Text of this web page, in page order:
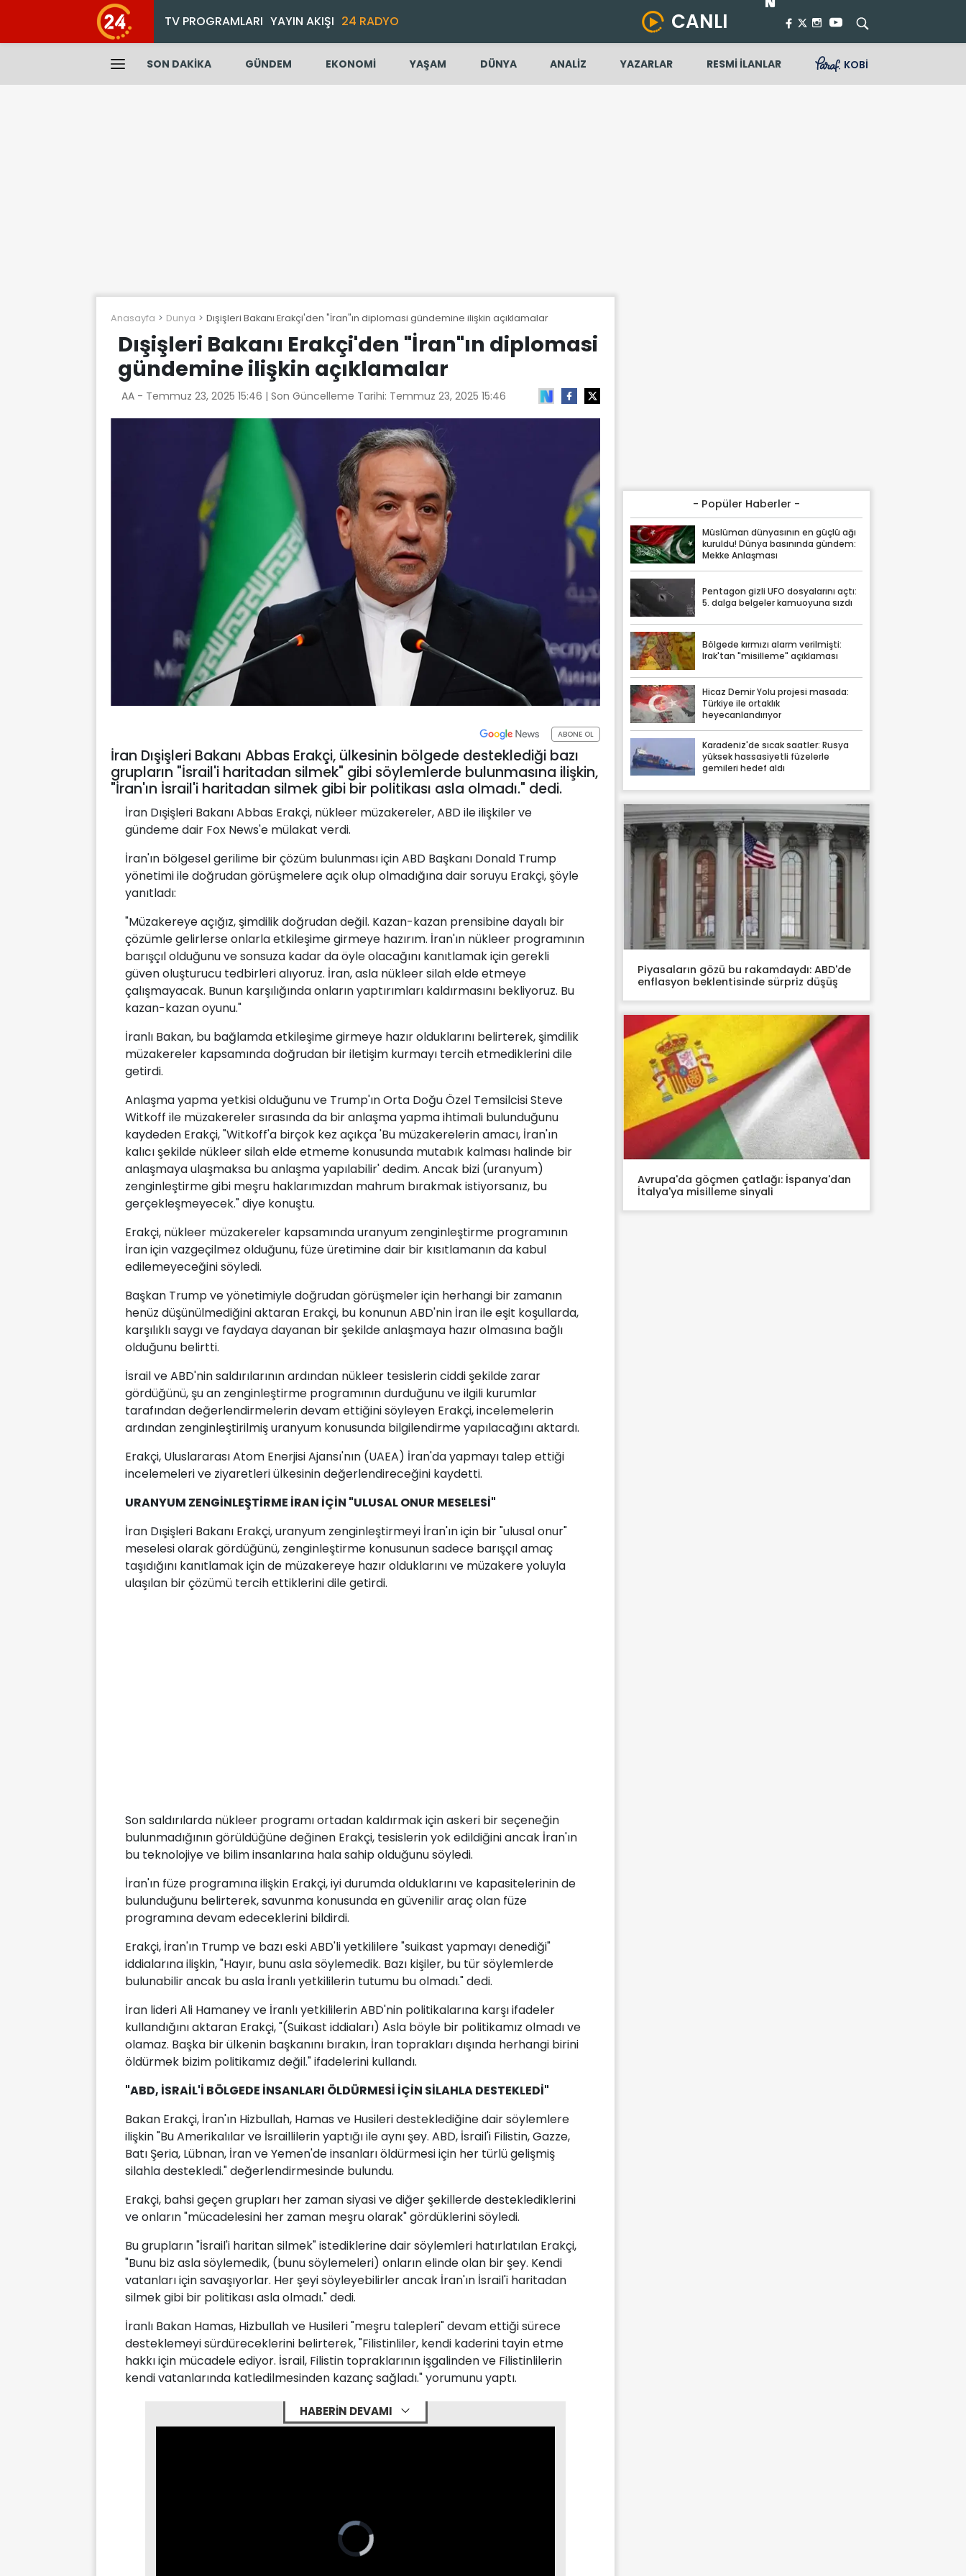
TV PROGRAMLARI YAYIN AKIŞI 24 RADYO CANLI
SON DAKİKA GÜNDEM EKONOMİ YAŞAM DÜNYA ANALİZ YAZARLAR RESMİ İLANLAR KOBİ
Anasayfa Dunya Dışişleri Bakanı Erakçi'den "İran"ın diplomasi gündemine ilişkin açıklamalar
Dışişleri Bakanı Erakçi'den "İran"ın diplomasi
gündemine ilişkin açıklamalar
AA - Temmuz 23, 2025 15:46 | Son Güncelleme Tarihi: Temmuz 23, 2025 15:46
ABONE OL
İran Dışişleri Bakanı Abbas Erakçi, ülkesinin bölgede desteklediği bazı
grupların "İsrail'i haritadan silmek" gibi söylemlerde bulunmasına ilişkin,
"İran'ın İsrail'i haritadan silmek gibi bir politikası asla olmadı." dedi.
İran Dışişleri Bakanı Abbas Erakçi, nükleer müzakereler, ABD ile ilişkiler ve
gündeme dair Fox News'e mülakat verdi.
İran'ın bölgesel gerilime bir çözüm bulunması için ABD Başkanı Donald Trump
yönetimi ile doğrudan görüşmelere açık olup olmadığına dair soruyu Erakçi, şöyle
yanıtladı:
"Müzakereye açığız, şimdilik doğrudan değil. Kazan-kazan prensibine dayalı bir
çözümle gelirlerse onlarla etkileşime girmeye hazırım. İran'ın nükleer programının
barışçıl olduğunu ve sonsuza kadar da öyle olacağını kanıtlamak için gerekli
güven oluşturucu tedbirleri alıyoruz. İran, asla nükleer silah elde etmeye
çalışmayacak. Bunun karşılığında onların yaptırımları kaldırmasını bekliyoruz. Bu
kazan-kazan oyunu."
İranlı Bakan, bu bağlamda etkileşime girmeye hazır olduklarını belirterek, şimdilik
müzakereler kapsamında doğrudan bir iletişim kurmayı tercih etmediklerini dile
getirdi.
Anlaşma yapma yetkisi olduğunu ve Trump'ın Orta Doğu Özel Temsilcisi Steve
Witkoff ile müzakereler sırasında da bir anlaşma yapma ihtimali bulunduğunu
kaydeden Erakçi, "Witkoff'a birçok kez açıkça 'Bu müzakerelerin amacı, İran'ın
kalıcı şekilde nükleer silah elde etmeme konusunda mutabık kalması halinde bir
anlaşmaya ulaşmaksa bu anlaşma yapılabilir' dedim. Ancak bizi (uranyum)
zenginleştirme gibi meşru haklarımızdan mahrum bırakmak istiyorsanız, bu
gerçekleşmeyecek." diye konuştu.
Erakçi, nükleer müzakereler kapsamında uranyum zenginleştirme programının
İran için vazgeçilmez olduğunu, füze üretimine dair bir kısıtlamanın da kabul
edilemeyeceğini söyledi.
Başkan Trump ve yönetimiyle doğrudan görüşmeler için herhangi bir zamanın
henüz düşünülmediğini aktaran Erakçi, bu konunun ABD'nin İran ile eşit koşullarda,
karşılıklı saygı ve faydaya dayanan bir şekilde anlaşmaya hazır olmasına bağlı
olduğunu belirtti.
İsrail ve ABD'nin saldırılarının ardından nükleer tesislerin ciddi şekilde zarar
gördüğünü, şu an zenginleştirme programının durduğunu ve ilgili kurumlar
tarafından değerlendirmelerin devam ettiğini söyleyen Erakçi, incelemelerin
ardından zenginleştirilmiş uranyum konusunda bilgilendirme yapılacağını aktardı.
Erakçi, Uluslararası Atom Enerjisi Ajansı'nın (UAEA) İran'da yapmayı talep ettiği
incelemeleri ve ziyaretleri ülkesinin değerlendireceğini kaydetti.
URANYUM ZENGİNLEŞTİRME İRAN İÇİN "ULUSAL ONUR MESELESİ"
İran Dışişleri Bakanı Erakçi, uranyum zenginleştirmeyi İran'ın için bir "ulusal onur"
meselesi olarak gördüğünü, zenginleştirme konusunun sadece barışçıl amaç
taşıdığını kanıtlamak için de müzakereye hazır olduklarını ve müzakere yoluyla
ulaşılan bir çözümü tercih ettiklerini dile getirdi.
Son saldırılarda nükleer programı ortadan kaldırmak için askeri bir seçeneğin
bulunmadığının görüldüğüne değinen Erakçi, tesislerin yok edildiğini ancak İran'ın
bu teknolojiye ve bilim insanlarına hala sahip olduğunu söyledi.
İran'ın füze programına ilişkin Erakçi, iyi durumda olduklarını ve kapasitelerinin de
bulunduğunu belirterek, savunma konusunda en güvenilir araç olan füze
programına devam edeceklerini bildirdi.
Erakçi, İran'ın Trump ve bazı eski ABD'li yetkililere "suikast yapmayı denediği"
iddialarına ilişkin, "Hayır, bunu asla söylemedik. Bazı kişiler, bu tür söylemlerde
bulunabilir ancak bu asla İranlı yetkililerin tutumu bu olmadı." dedi.
İran lideri Ali Hamaney ve İranlı yetkililerin ABD'nin politikalarına karşı ifadeler
kullandığını aktaran Erakçi, "(Suikast iddiaları) Asla böyle bir politikamız olmadı ve
olamaz. Başka bir ülkenin başkanını bırakın, İran toprakları dışında herhangi birini
öldürmek bizim politikamız değil." ifadelerini kullandı.
"ABD, İSRAİL'İ BÖLGEDE İNSANLARI ÖLDÜRMESİ İÇİN SİLAHLA DESTEKLEDİ"
Bakan Erakçi, İran'ın Hizbullah, Hamas ve Husileri desteklediğine dair söylemlere
ilişkin "Bu Amerikalılar ve İsraillilerin yaptığı ile aynı şey. ABD, İsrail'i Filistin, Gazze,
Batı Şeria, Lübnan, İran ve Yemen'de insanları öldürmesi için her türlü gelişmiş
silahla destekledi." değerlendirmesinde bulundu.
Erakçi, bahsi geçen grupları her zaman siyasi ve diğer şekillerde desteklediklerini
ve onların "mücadelesini her zaman meşru olarak" gördüklerini söyledi.
Bu grupların "İsrail'i haritan silmek" istediklerine dair söylemleri hatırlatılan Erakçi,
"Bunu biz asla söylemedik, (bunu söylemeleri) onların elinde olan bir şey. Kendi
vatanları için savaşıyorlar. Her şeyi söyleyebilirler ancak İran'ın İsrail'i haritadan
silmek gibi bir politikası asla olmadı." dedi.
İranlı Bakan Hamas, Hizbullah ve Husileri "meşru talepleri" devam ettiği sürece
desteklemeyi sürdüreceklerini belirterek, "Filistinliler, kendi kaderini tayin etme
hakkı için mücadele ediyor. İsrail, Filistin topraklarının işgalinden ve Filistinlilerin
kendi vatanlarında katledilmesinden kazanç sağladı." yorumunu yaptı.
HABERİN DEVAMI
- Popüler Haberler -
Müslüman dünyasının en güçlü ağı
kuruldu! Dünya basınında gündem:
Mekke Anlaşması
Pentagon gizli UFO dosyalarını açtı:
5. dalga belgeler kamuoyuna sızdı
Bölgede kırmızı alarm verilmişti:
Irak'tan "misilleme" açıklaması
Hicaz Demir Yolu projesi masada:
Türkiye ile ortaklık
heyecanlandırıyor
Karadeniz'de sıcak saatler: Rusya
yüksek hassasiyetli füzelerle
gemileri hedef aldı
Piyasaların gözü bu rakamdaydı: ABD'de
enflasyon beklentisinde sürpriz düşüş
Avrupa'da göçmen çatlağı: İspanya'dan
İtalya'ya misilleme sinyali